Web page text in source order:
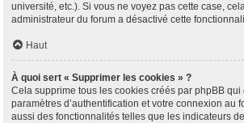
université, etc.). Si vous ne voyez pas cette case,
administrateur du forum a désactivé cette
Haut
À quoi sert « Supprimer les cookies » ?
Cela supprime tous les cookies créés par phpBB qui
paramètres d’authentification et votre connexion au
aussi des fonctionnalités telles que les indicateurs